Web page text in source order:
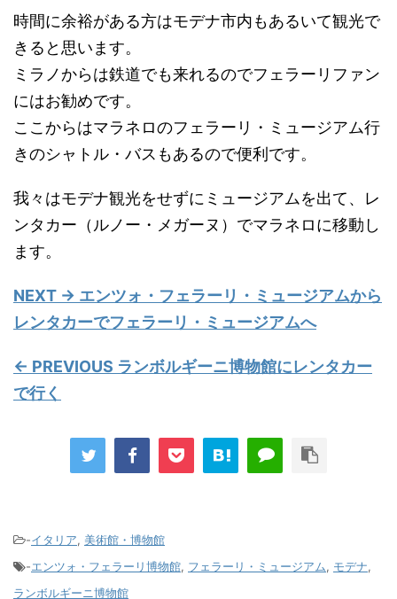
時間に余裕がある方はモデナ市内もあるいて観光で
きると思います。
ミラノからは鉄道でも来れるのでフェラーリファン
にはお勧めです。
ここからはマラネロのフェラーリ・ミュージアム行
きのシャトル・バスもあるので便利です。
我々はモデナ観光をせずにミュージアムを出て、レ
ンタカー（ルノー・メガーヌ）でマラネロに移動し
ます。
NEXT → エンツォ・フェラーリ・ミュージアムから
レンタカーでフェラーリ・ミュージアムへ
← PREVIOUS ランボルギーニ博物館にレンタカー
で行く
-イタリア, 美術館・博物館
-エンツォ・フェラーリ博物館, フェラーリ・ミュージアム, モデナ,
ランボルギーニ博物館